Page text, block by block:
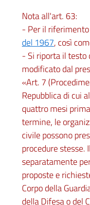
Nota all'art. 63:
- Per il
del 1967, così
- Si riporta il testo
modificato dal
«Art. 7
Repubblica di cui
quattro mesi
termine, le
civile possono
procedure stesse.
separatamente
proposte e
Corpo della
della Difesa o del